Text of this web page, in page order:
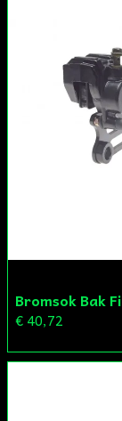
€ 40,72